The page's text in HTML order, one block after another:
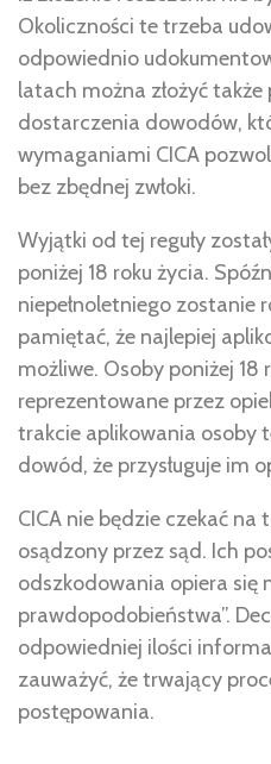
Okoliczności te trzeba
odpowiednio
latach można złożyć
dostarczenia dowodów,
wymaganiami CICA
bez zbędnej zwłoki.
Wyjątki od tej reguły
poniżej 18 roku życia.
niepełnoletniego zostanie
pamiętać, że najlepiej
możliwe. Osoby poniżej 18
reprezentowane przez
trakcie aplikowania osoby
dowód, że przysługuje im
CICA nie będzie czekać
osądzony przez sąd. Ich
odszkodowania opiera się
prawdopodobieństwa”.
odpowiedniej ilości
zauważyć, że trwający
postępowania.